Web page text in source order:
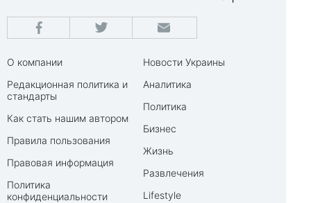
О компании
Редакционная политика и
стандарты
Как стать нашим автором
Правила пользования
Правовая информация
Политика
конфиденциальности
Новости Украины
Аналитика
Политика
Бизнес
Жизнь
Развлечения
Lifestyle